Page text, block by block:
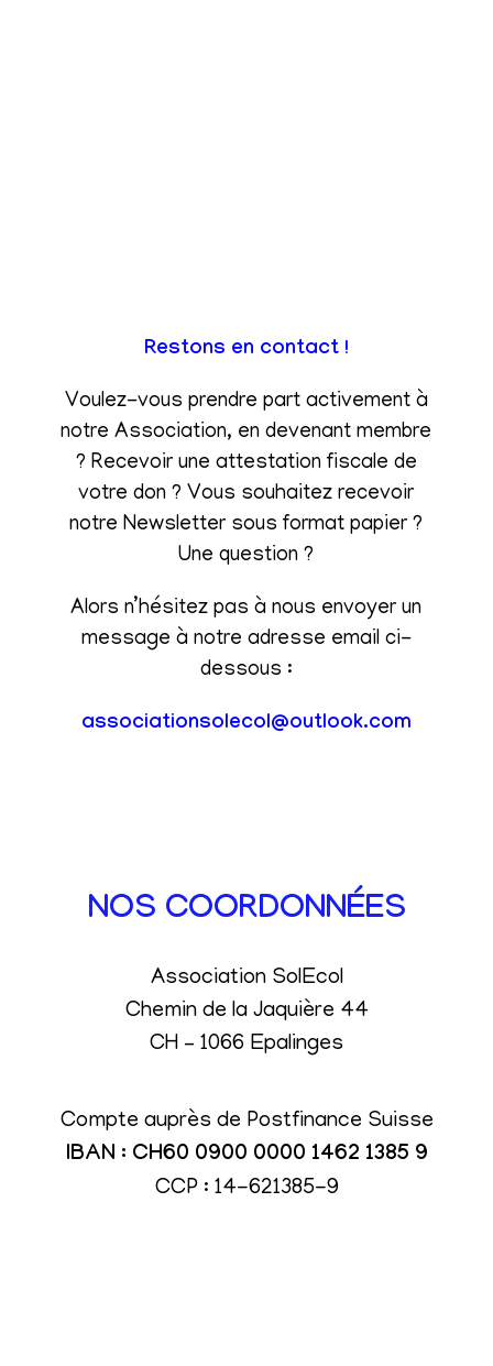
Restons en contact !
Voulez-vous prendre part activement à
notre Association, en devenant membre
? Recevoir une attestation fiscale de
votre don ? Vous souhaitez recevoir
notre Newsletter sous format papier ?
Une question ?
Alors n’hésitez pas à nous envoyer un
message à notre adresse email ci-
dessous :
associationsolecol@outlook.com
NOS COORDONNÉES
Association SolEcol
Chemin de la Jaquière 44
CH – 1066 Epalinges
Compte auprès de Postfinance Suisse
IBAN : CH60 0900 0000 1462 1385 9
CCP : 14-621385-9